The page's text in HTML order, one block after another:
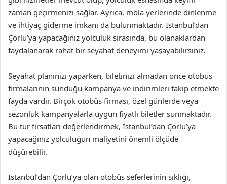
zaman geçirmenizi sağlar. Ayrıca, mola yerlerinde dinlenme
ve ihtiyaç giderme imkanı da bulunmaktadır. İstanbul’dan
Çorlu’ya yapacağınız yolculuk sırasında, bu olanaklardan
faydalanarak rahat bir seyahat deneyimi yaşayabilirsiniz.
Seyahat planınızı yaparken, biletinizi almadan önce otobüs
firmalarının sunduğu kampanya ve indirimleri takip etmekte
fayda vardır. Birçok otobüs firması, özel günlerde veya
sezonluk kampanyalarla uygun fiyatlı biletler sunmaktadır.
Bu tür fırsatları değerlendirmek, İstanbul’dan Çorlu’ya
yapacağınız yolculuğun maliyetini önemli ölçüde
düşürebilir.
İstanbul’dan Çorlu’ya olan otobüs seferlerinin sıklığı,